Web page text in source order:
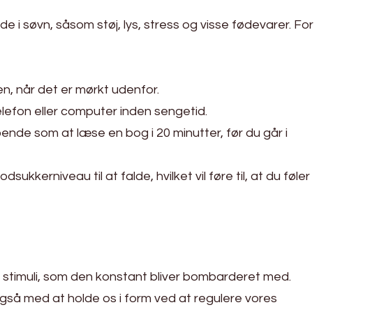
i søvn, såsom støj, lys, stress og visse fødevarer. For
når det er mørkt udenfor.
eller computer inden sengetid.
som at læse en bog i 20 minutter, før du går i
til at falde, hvilket vil føre til, at du føler
som den konstant bliver bombarderet med.
med at holde os i form ved at regulere vores